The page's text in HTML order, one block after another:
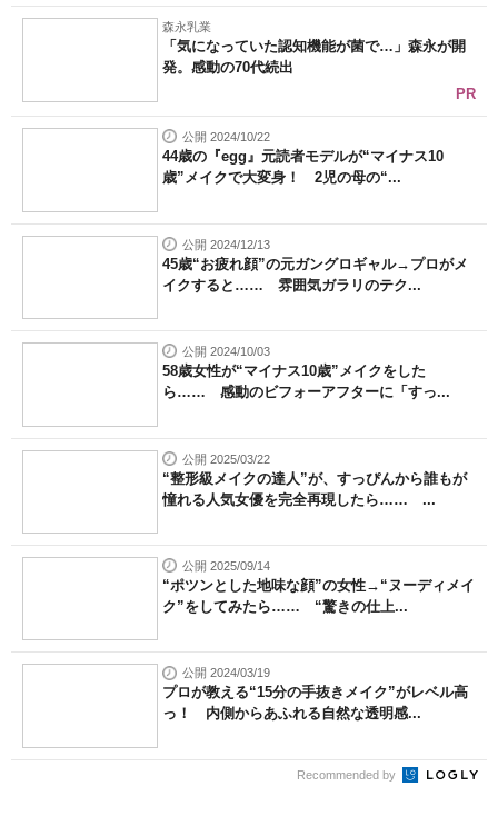
森永乳業
「気になっていた認知機能が菌で…」森永が開
発。感動の70代続出
PR
公開 2024/10/22
44歳の『egg』元読者モデルが“マイナス10
歳”メイクで大変身！ 2児の母の“...
公開 2024/12/13
45歳“お疲れ顔”の元ガングロギャル→プロがメ
イクすると…… 雰囲気ガラリのテク...
公開 2024/10/03
58歳女性が“マイナス10歳”メイクをした
ら…… 感動のビフォーアフターに「すっ...
公開 2025/03/22
“整形級メイクの達人”が、すっぴんから誰もが
憧れる人気女優を完全再現したら…… ...
公開 2025/09/14
“ポツンとした地味な顔”の女性→“ヌーディメイ
ク”をしてみたら…… “驚きの仕上...
公開 2024/03/19
プロが教える“15分の手抜きメイク”がレベル高
っ！ 内側からあふれる自然な透明感...
Recommended by